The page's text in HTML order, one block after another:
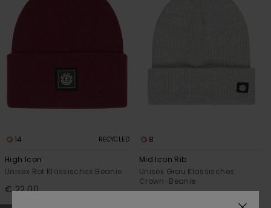
14 RECYCLED
High Icon
Unisex Rot Klassisches Beanie
€ 22,00
8
Mid Icon Rib
Unisex Grau Klassisches
Crown-Beanie